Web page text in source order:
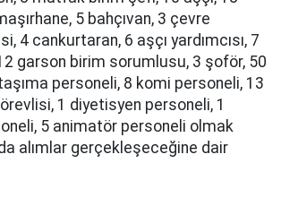
5 bahçıvan, 3 çevre
4 cankurtaran, 6 aşçı yardımcısı, 7
garson birim sorumlusu, 3 şoför, 50
personeli, 8 komi personeli, 13
1 diyetisyen personeli, 1
5 animatör personeli olmak
alımlar gerçekleşeceğine dair